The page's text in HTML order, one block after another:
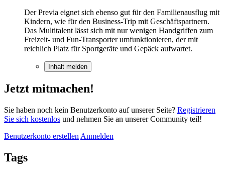
Der Previa eignet sich ebenso gut für den Familienausflug mit
Kindern, wie für den Business-Trip mit Geschäftspartnern.
Das Multitalent lässt sich mit nur wenigen Handgriffen zum
Freizeit- und Fun-Transporter umfunktionieren, der mit
reichlich Platz für Sportgeräte und Gepäck aufwartet.
Inhalt melden
Jetzt mitmachen!
Sie haben noch kein Benutzerkonto auf unserer Seite? Registrieren
Sie sich kostenlos und nehmen Sie an unserer Community teil!
Benutzerkonto erstellen Anmelden
Tags